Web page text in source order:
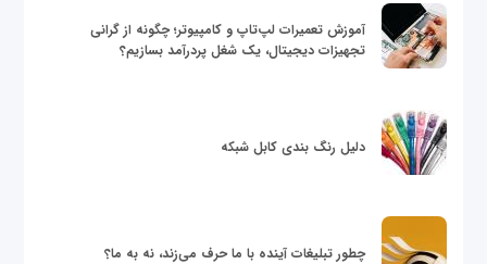
آموزش تعمیرات لپ‌تاپ و کامپیوتر؛ چگونه از گرانی
تجهیزات دیجیتال، یک شغل پردرآمد بسازیم؟
دلیل رنگ بندی کابل شبکه
چطور تبلیغات آینده با ما حرف می‌زند، نه به ما؟